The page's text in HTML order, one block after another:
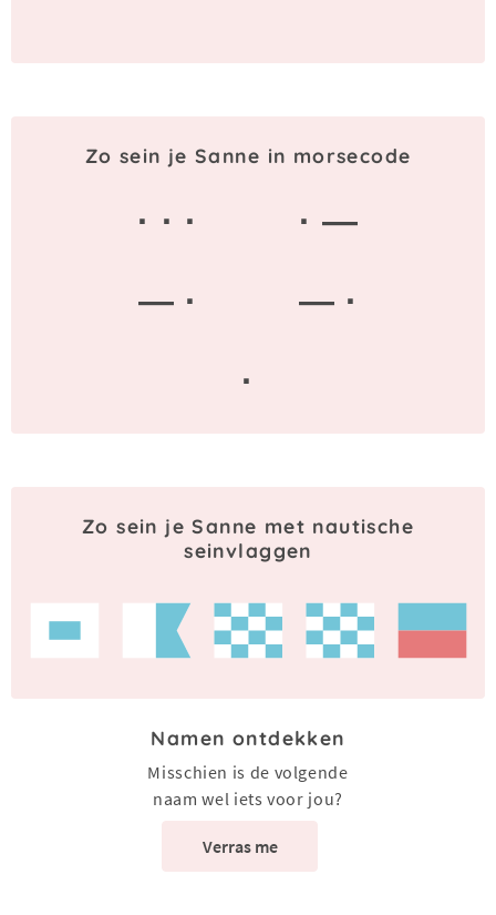
Zo sein je Sanne in morsecode
· · ·
· —
— ·
— ·
·
Zo sein je Sanne met nautische
seinvlaggen
Namen ontdekken
Misschien is de volgende
naam wel iets voor jou?
Verras me